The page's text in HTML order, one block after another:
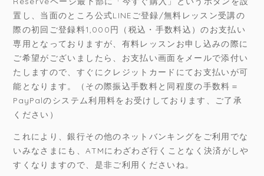
置し、当面のところ公式LINEご登録/無料レッスン受講の
際の初回ご登録料1,000円（税込・手数料込）のお支払い
専用となっておりますが、有料レッスンお申し込みの際に
ご希望がございましたら、お支払い画面をメールで添付い
たしますので、すぐにクレジットカードにてお支払いが可
能となります。（その際振込手数料と同程度の手数料＝
PayPalのシステム利用料をお受けしております、ご了承
ください）
これにより、銀行その他のネットバンキングをご利用でな
いみなさまにも、ATMにわざわざ行くことなく決済がしや
すくなりますので、是非ご利用くださいね。